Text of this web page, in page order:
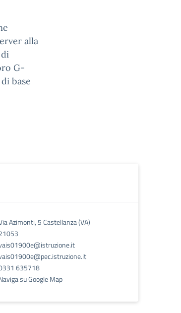
alla
G-
base
Azimonti, 5 Castellanza (VA)
635718
su Google Map